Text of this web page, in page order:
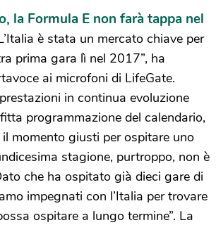
la Formula E non farà tappa nel
è stata un mercato chiave per
prima gara lì nel 2017”, ha
ai microfoni di LifeGate.
in continua evoluzione
programmazione del calendario,
momento giusti per ospitare uno
stagione, purtroppo, non è
che ha ospitato già dieci gare di
impegnati con l’Italia per trovare
ospitare a lungo termine”. La